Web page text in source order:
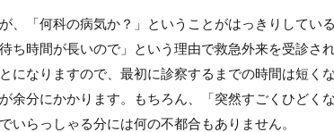
、「何科の病気か？」ということがはっきりしてい
ち時間が長いので」という理由で救急外来を受診さ
になりますので、最初に診察するまでの時間は短く
余分にかかります。もちろん、「突然すごくひどく
いらっしゃる分には何の不都合もありません。